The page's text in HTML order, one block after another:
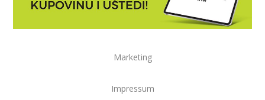
Marketing
Impressum